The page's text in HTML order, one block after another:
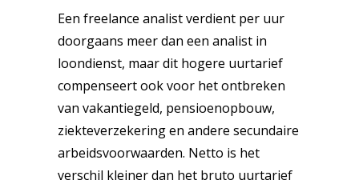
Een freelance analist verdient per uur
doorgaans meer dan een analist in
loondienst, maar dit hogere uurtarief
compenseert ook voor het ontbreken
van vakantiegeld, pensioenopbouw,
ziekteverzekering en andere secundaire
arbeidsvoorwaarden. Netto is het
verschil kleiner dan het bruto uurtarief